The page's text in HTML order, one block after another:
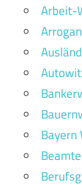
Arbeit-
Bayern